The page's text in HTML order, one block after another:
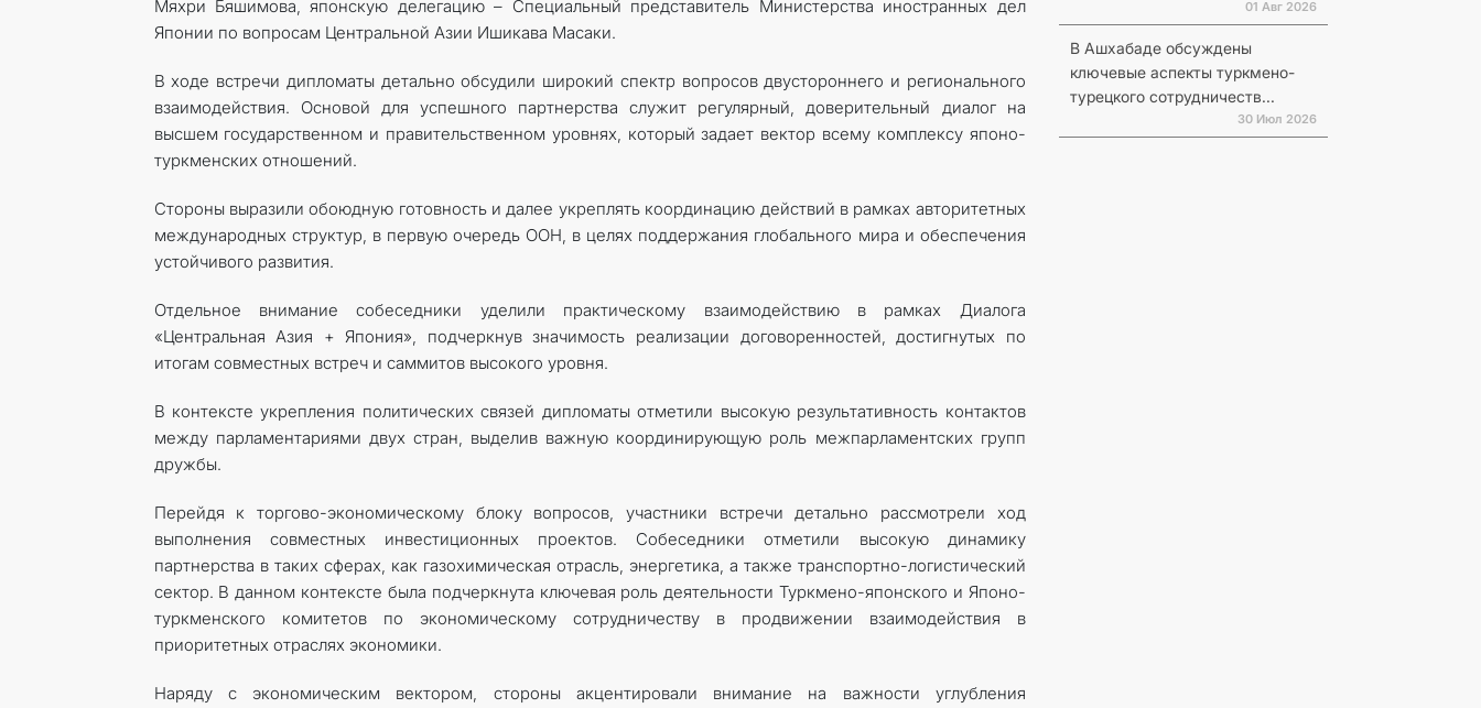
Мяхри Бяшимова, японскую делегацию – Специальный представитель Министерства иностранных дел
Японии по вопросам Центральной Азии Ишикава Масаки.
В ходе встречи дипломаты детально обсудили широкий спектр вопросов двустороннего и регионального
взаимодействия. Основой для успешного партнерства служит регулярный, доверительный диалог на
высшем государственном и правительственном уровнях, который задает вектор всему комплексу японо-
туркменских отношений.
Стороны выразили обоюдную готовность и далее укреплять координацию действий в рамках авторитетных
международных структур, в первую очередь ООН, в целях поддержания глобального мира и обеспечения
устойчивого развития.
Отдельное внимание собеседники уделили практическому взаимодействию в рамках Диалога
«Центральная Азия + Япония», подчеркнув значимость реализации договоренностей, достигнутых по
итогам совместных встреч и саммитов высокого уровня.
В контексте укрепления политических связей дипломаты отметили высокую результативность контактов
между парламентариями двух стран, выделив важную координирующую роль межпарламентских групп
дружбы.
Перейдя к торгово-экономическому блоку вопросов, участники встречи детально рассмотрели ход
выполнения совместных инвестиционных проектов. Собеседники отметили высокую динамику
партнерства в таких сферах, как газохимическая отрасль, энергетика, а также транспортно-логистический
сектор. В данном контексте была подчеркнута ключевая роль деятельности Туркмено-японского и Японо-
туркменского комитетов по экономическому сотрудничеству в продвижении взаимодействия в
приоритетных отраслях экономики.
Наряду с экономическим вектором, стороны акцентировали внимание на важности углубления
01 Авг 2026
В Ашхабаде обсуждены
ключевые аспекты туркмено-
турецкого сотрудничеств...
30 Июл 2026